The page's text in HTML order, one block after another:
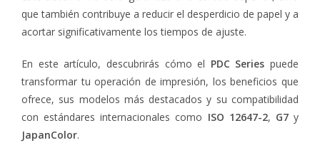
que también contribuye a reducir el desperdicio de papel y a
acortar significativamente los tiempos de ajuste.
En este artículo, descubrirás cómo el PDC Series puede
transformar tu operación de impresión, los beneficios que
ofrece, sus modelos más destacados y su compatibilidad
con estándares internacionales como ISO 12647-2, G7y
JapanColor.